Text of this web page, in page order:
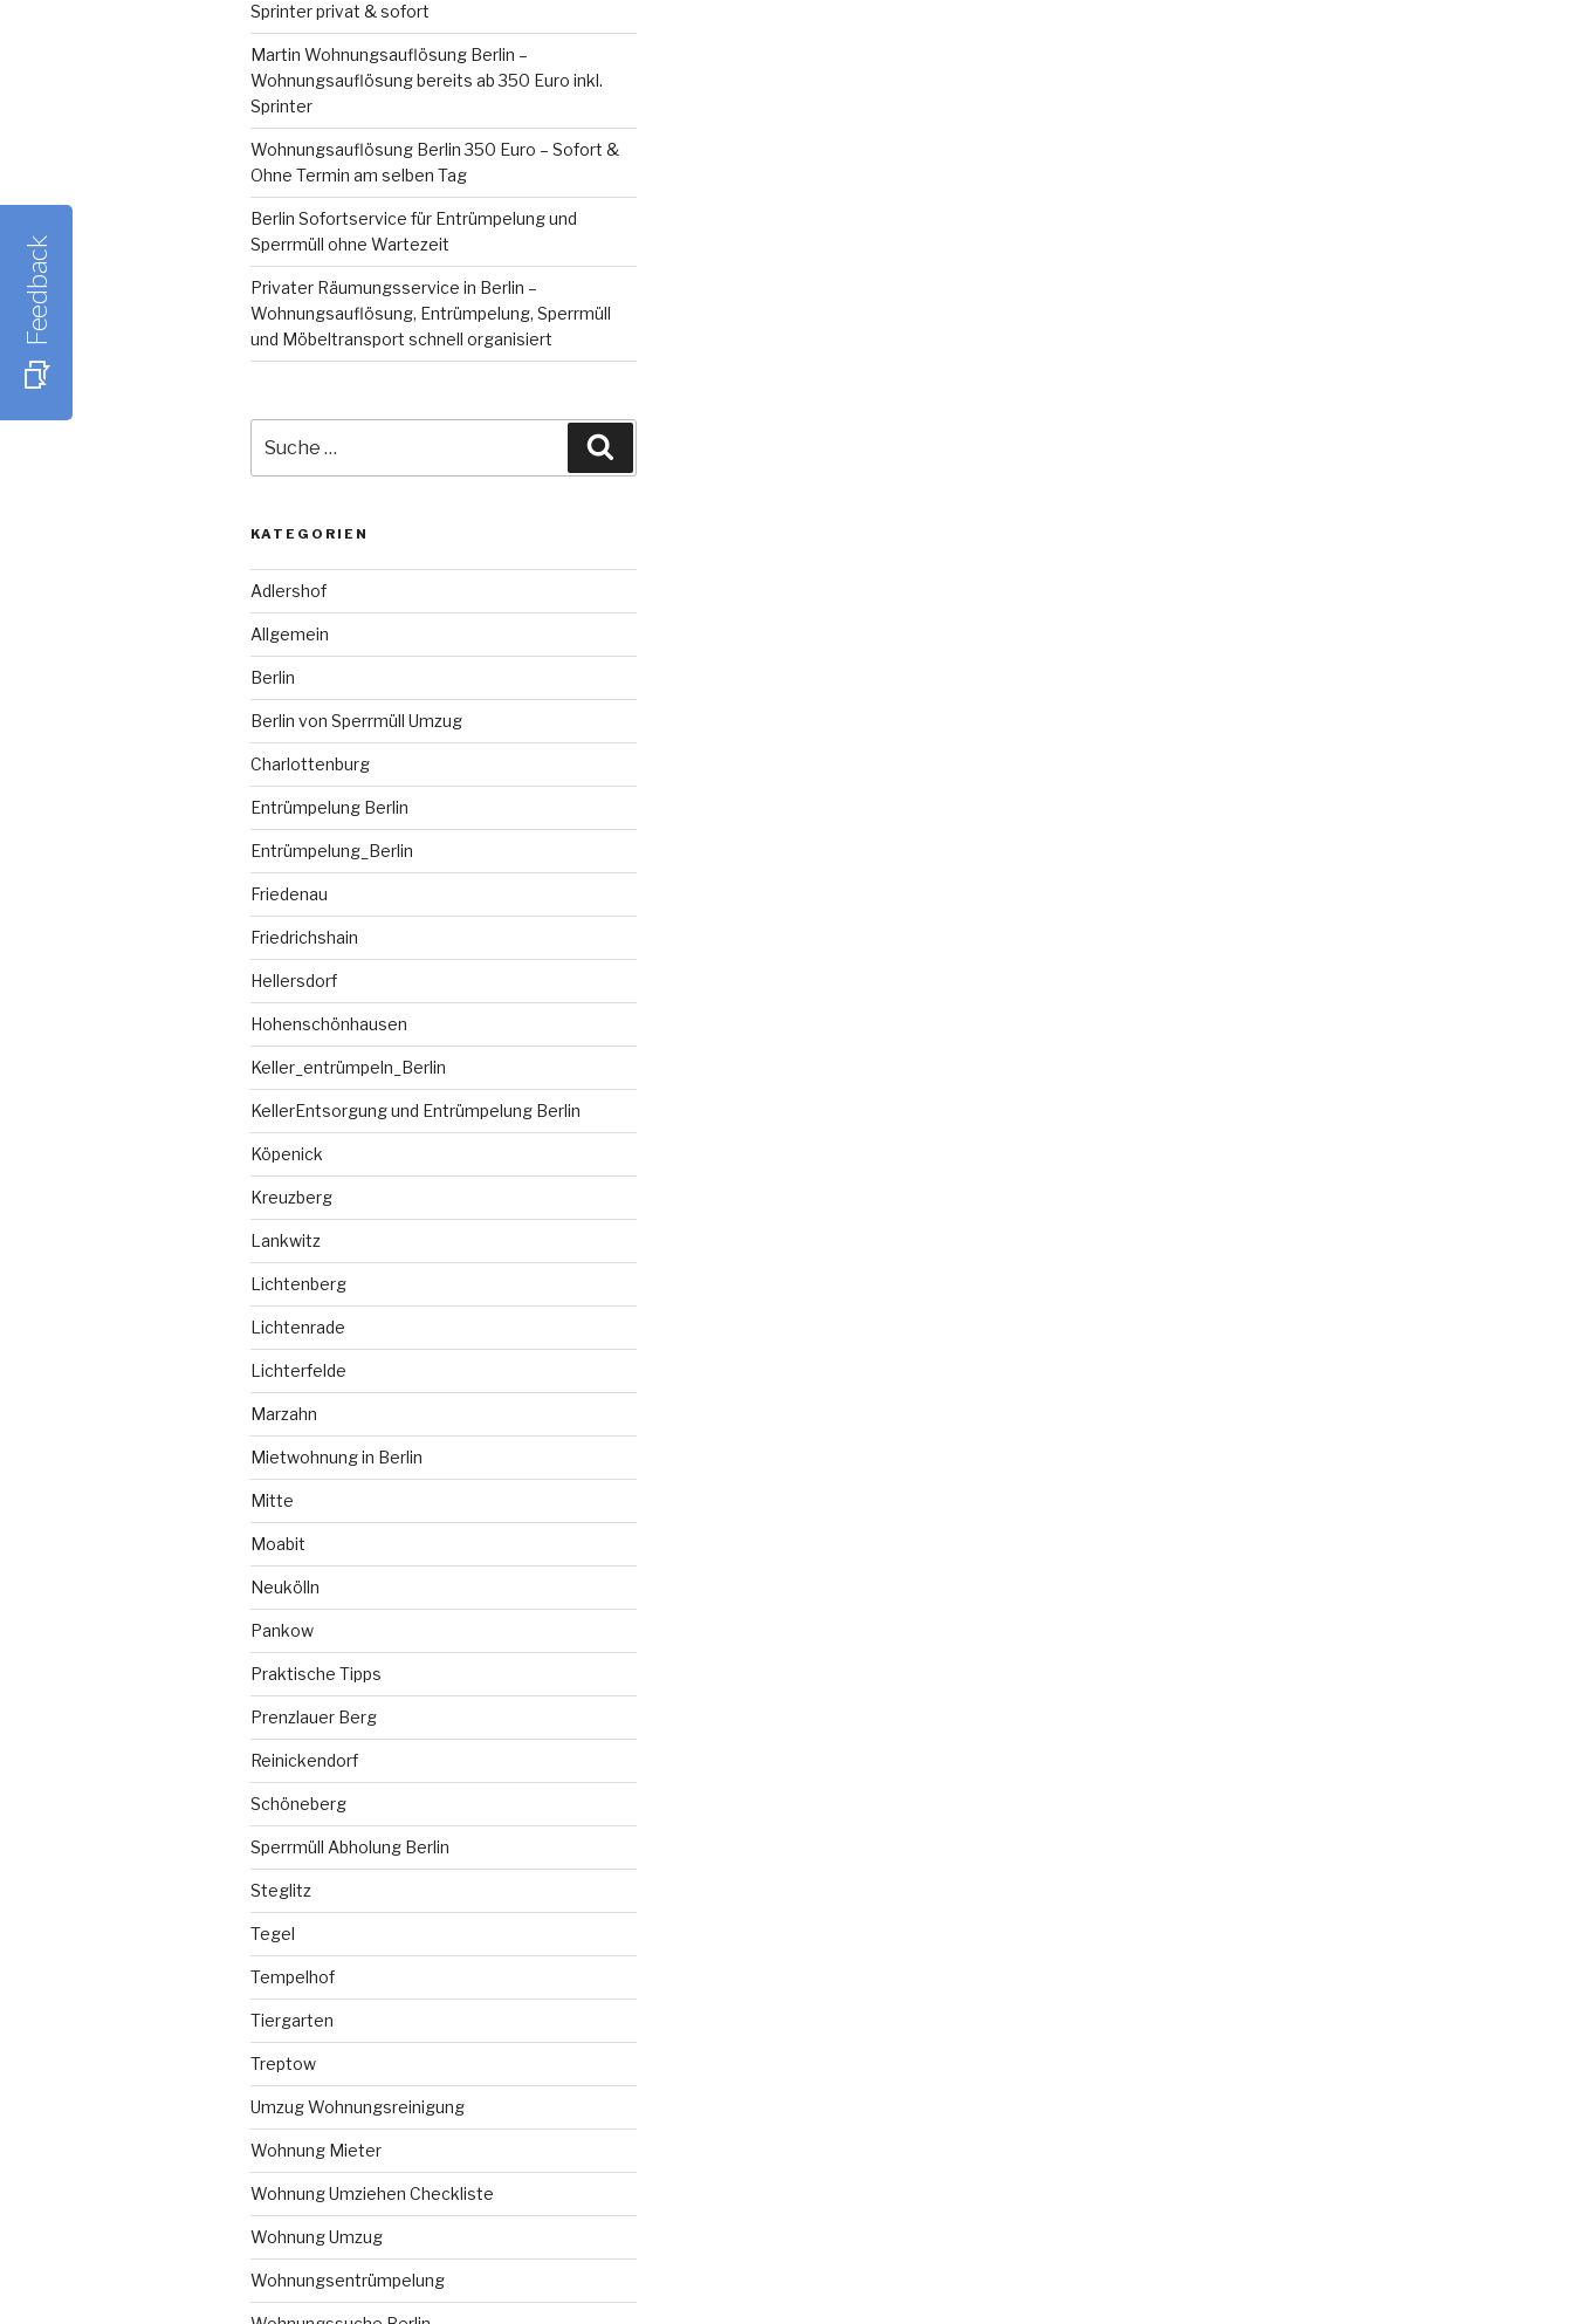
Sprinter privat & sofort
Martin Wohnungsauflösung Berlin –
Wohnungsauflösung bereits ab 350 Euro inkl.
Sprinter
Wohnungsauflösung Berlin 350 Euro – Sofort &
Ohne Termin am selben Tag
Berlin Sofortservice für Entrümpelung und
Sperrmüll ohne Wartezeit
Privater Räumungsservice in Berlin –
Wohnungsauflösung, Entrümpelung, Sperrmüll
und Möbeltransport schnell organisiert
nach:
KATEGORIEN
Adlershof
Allgemein
Berlin
Berlin von Sperrmüll Umzug
Charlottenburg
Entrümpelung Berlin
Entrümpelung_Berlin
Friedenau
Friedrichshain
Hellersdorf
Hohenschönhausen
Keller_entrümpeln_Berlin
KellerEntsorgung und Entrümpelung Berlin
Köpenick
Kreuzberg
Lankwitz
Lichtenberg
Lichtenrade
Lichterfelde
Marzahn
Mietwohnung in Berlin
Mitte
Moabit
Neukölln
Pankow
Praktische Tipps
Prenzlauer Berg
Reinickendorf
Schöneberg
Sperrmüll Abholung Berlin
Steglitz
Tegel
Tempelhof
Tiergarten
Treptow
Umzug Wohnungsreinigung
Wohnung Mieter
Wohnung Umziehen Checkliste
Wohnung Umzug
Wohnungsentrümpelung
Feedback